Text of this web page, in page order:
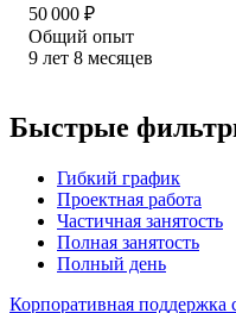
50 000 ₽
Общий опыт
9 лет 8 месяцев
Быстрые
Гибкий график
Проектная работа
Частичная занятость
Полная занятость
Полный день
Корпоративная поддержка